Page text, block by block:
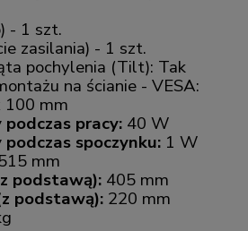
- 1 szt.
zasilania) - 1 szt.
pochylenia (Tilt): Tak
na ścianie - VESA:
100 mm
podczas pracy: 40 W
podczas spoczynku: 1 W
mm
podstawą): 405 mm
podstawą): 220 mm